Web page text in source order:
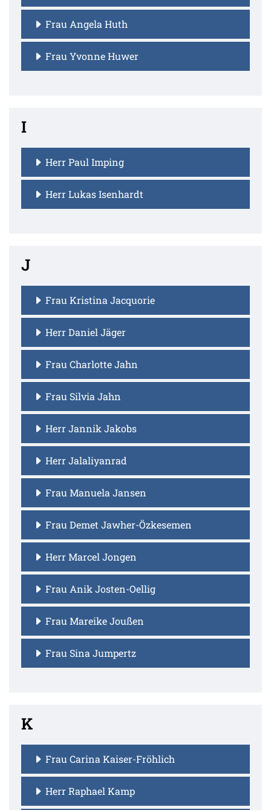
Frau Angela Huth
Frau Yvonne Huwer
I
Herr Paul Imping
Herr Lukas Isenhardt
J
Frau Kristina Jacquorie
Herr Daniel Jäger
Frau Charlotte Jahn
Frau Silvia Jahn
Herr Jannik Jakobs
Herr Jalaliyanrad
Frau Manuela Jansen
Frau Demet Jawher-Özkesemen
Herr Marcel Jongen
Frau Anik Josten-Oellig
Frau Mareike Joußen
Frau Sina Jumpertz
K
Frau Carina Kaiser-Fröhlich
Herr Raphael Kamp